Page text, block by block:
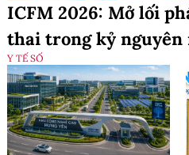
ICFM 2026: Mở lối
thai trong kỷ nguyên
Y TẾ SỐ